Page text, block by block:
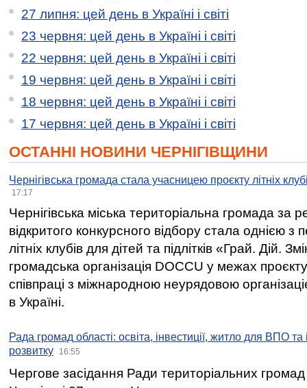
27 липня: цей день в Україні і світі
23 червня: цей день в Україні і світі
22 червня: цей день в Україні і світі
19 червня: цей день в Україні і світі
18 червня: цей день в Україні і світі
17 червня: цей день в Україні і світі
ОСТАННІ НОВИНИ ЧЕРНІГІВЩИНИ
Чернігівська громада стала учасницею проєкту літніх
17:17
Чернігівська міська територіальна громада за
відкритого конкурсного відбору стала однією
літніх клубів для дітей та підлітків «Грай. Дій.
громадська організація DOCCU у межах
співпраці з міжнародною неурядовою
в Україні.
Рада громад області: освіта, інвестиції, житло для ВПО
розвитку
16:55
Чергове засідання Ради територіальних громад